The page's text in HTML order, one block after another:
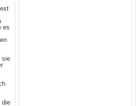
es
sie
die